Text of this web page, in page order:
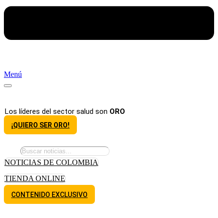
Menú
Los líderes del sector salud son ORO
¡QUIERO SER ORO!
NOTICIAS DE COLOMBIA
TIENDA ONLINE
CONTENIDO EXCLUSIVO